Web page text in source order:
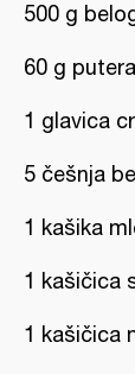
500 g
60 g putera
1 glavica
5 češnja
1 kašika
1 kašičica
1 kašičica